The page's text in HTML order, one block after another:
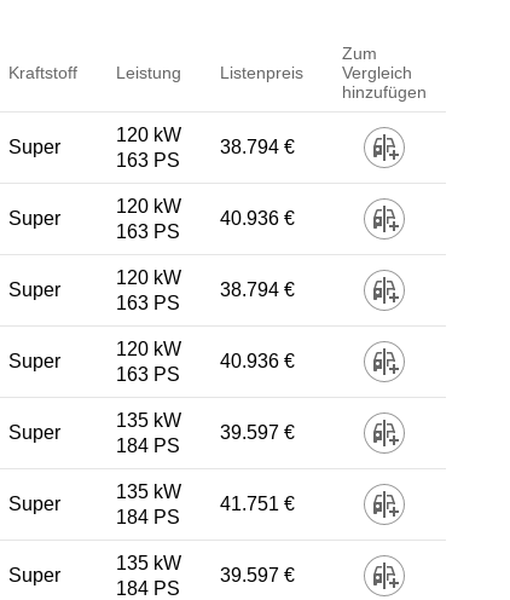
Kraftstoff Leistung Listenpreis
Zum
Vergleich
hinzufügen
Super
120 kW
163 PS
38.794 €
Super
120 kW
163 PS
40.936 €
Super
120 kW
163 PS
38.794 €
Super
120 kW
163 PS
40.936 €
Super
135 kW
184 PS
39.597 €
Super
135 kW
184 PS
41.751 €
Super
135 kW
184 PS
39.597 €